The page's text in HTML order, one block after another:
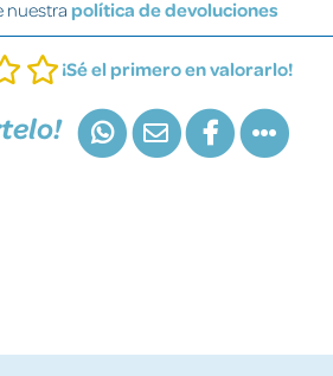
nuestra política de devoluciones
¡Sé el primero en valorarlo!